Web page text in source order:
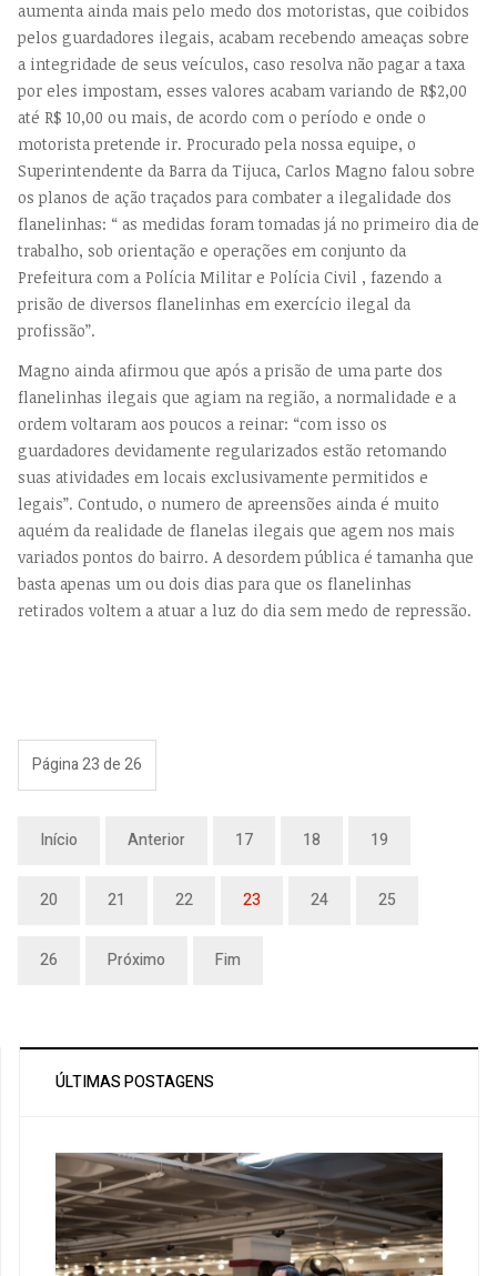
aumenta ainda mais pelo medo dos motoristas, que coibidos
pelos guardadores ilegais, acabam recebendo ameaças sobre
a integridade de seus veículos, caso resolva não pagar a taxa
por eles impostam, esses valores acabam variando de R$2,00
até R$ 10,00 ou mais, de acordo com o período e onde o
motorista pretende ir. Procurado pela nossa equipe, o
Superintendente da Barra da Tijuca, Carlos Magno falou sobre
os planos de ação traçados para combater a ilegalidade dos
flanelinhas: “ as medidas foram tomadas já no primeiro dia de
trabalho, sob orientação e operações em conjunto da
Prefeitura com a Polícia Militar e Polícia Civil , fazendo a
prisão de diversos flanelinhas em exercício ilegal da
profissão”.
Magno ainda afirmou que após a prisão de uma parte dos
flanelinhas ilegais que agiam na região, a normalidade e a
ordem voltaram aos poucos a reinar: “com isso os
guardadores devidamente regularizados estão retomando
suas atividades em locais exclusivamente permitidos e
legais”. Contudo, o numero de apreensões ainda é muito
aquém da realidade de flanelas ilegais que agem nos mais
variados pontos do bairro. A desordem pública é tamanha que
basta apenas um ou dois dias para que os flanelinhas
retirados voltem a atuar a luz do dia sem medo de repressão.
Página 23 de 26
Início Anterior 17 18 19
20 21 22 23 24 25
26 Próximo Fim
ÚLTIMAS POSTAGENS